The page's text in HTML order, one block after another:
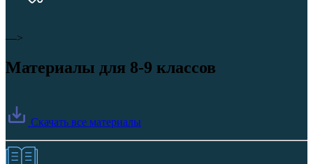
—>
Материалы для 8-9 классов
Скачать все материалы